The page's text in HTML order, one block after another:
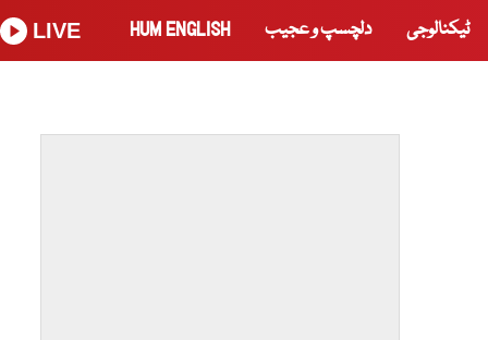
ٹیکنالوجی دلچسپ و عجیب HUM ENGLISH
LIVE